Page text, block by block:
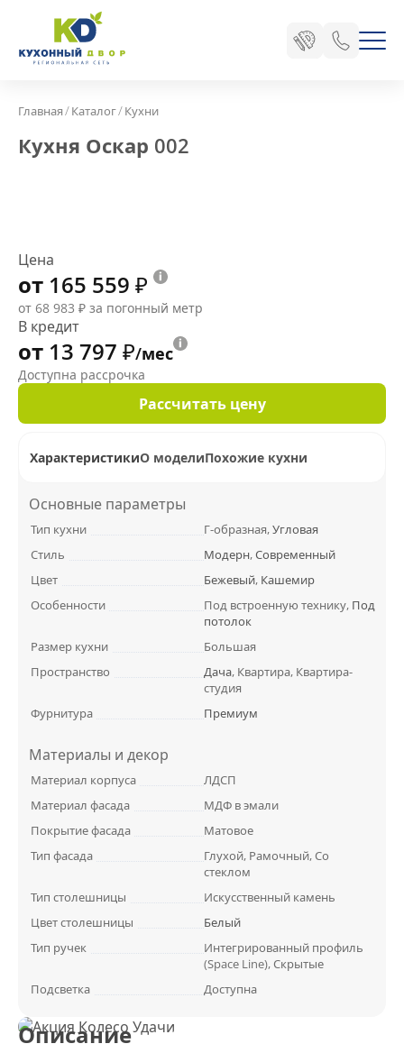
Главная/Каталог/Кухни
Кухня Оскар 002
Цена
от 165 559 ₽
от 68 983 ₽ за погонный метр
В кредит
от 13 797 ₽/мес
Доступна рассрочка
Рассчитать цену
ХарактеристикиО моделиПохожие кухни
Основные параметры
Тип кухни Г-образная,Угловая
Стиль
Модерн,Современный
Цвет
Бежевый, Кашемир
Особенности
Под встроенную технику, Под
потолок
Размер кухни
Большая
Пространство
Дача, Квартира, Квартира-
студия
Фурнитура
Премиум
Материалы и декор
Материал корпуса
ЛДСП
Материал фасада
МДФ в эмали
Покрытие фасада
Матовое
Тип фасада
Глухой, Рамочный, Со
стеклом
Тип столешницы
Искусственный камень
Цвет столешницы
Белый
Тип ручек
Интегрированный профиль
(Space Line), Скрытые
Подсветка
Доступна
Описание